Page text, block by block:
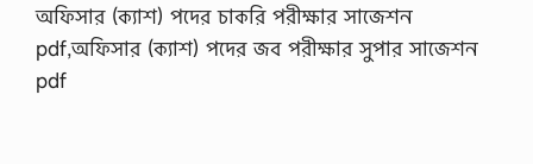
অফিসার (ক্যাশ) পদের চাকরি পরীক্ষার সাজেশন
pdf,অফিসার (ক্যাশ) পদের জব পরীক্ষার সুপার সাজেশন
pdf